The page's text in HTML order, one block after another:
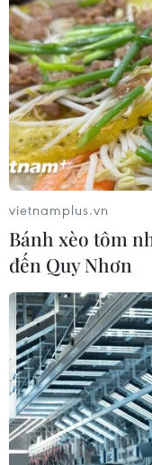
TIN CÙNG
Giao tranh dữ dội
vietnamplus.vn
Bánh xèo tôm
đến Quy Nhơn